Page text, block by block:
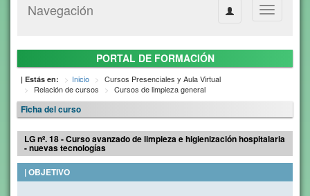
Toggle
Navegación
PORTAL DE FORMACIÓN
| Estás en: Inicio
Cursos Presenciales y Aula Virtual
Relación de cursos
Cursos de limpieza general
Ficha del curso
LG nº. 18 - Curso avanzado de limpieza e higienización hospitalaria
- nuevas tecnologías
| OBJETIVO